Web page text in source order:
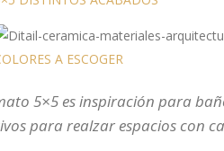
A ESCOGER
5×5 es inspiración para
para realzar espacios con